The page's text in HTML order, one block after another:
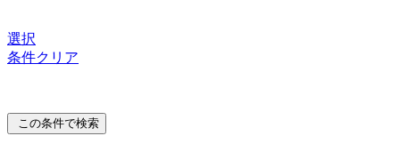
選択
条件クリア
この条件で検索